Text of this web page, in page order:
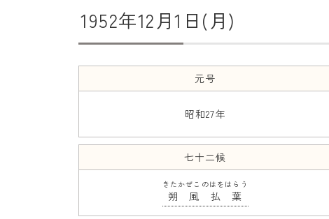
1952年12月1日(月)
元号
昭和27年
七十二候
朔風払葉
きたかぜこのはをはらう